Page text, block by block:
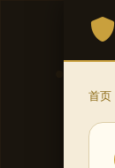
首页